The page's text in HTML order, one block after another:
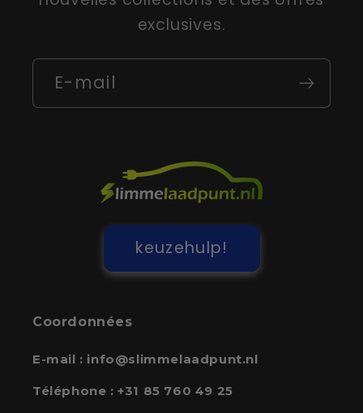
exclusives.
E-mail
keuzehulp!
Coordonnées
E-mail : info@slimmelaadpunt.nl
Téléphone : +31 85 760 49 25